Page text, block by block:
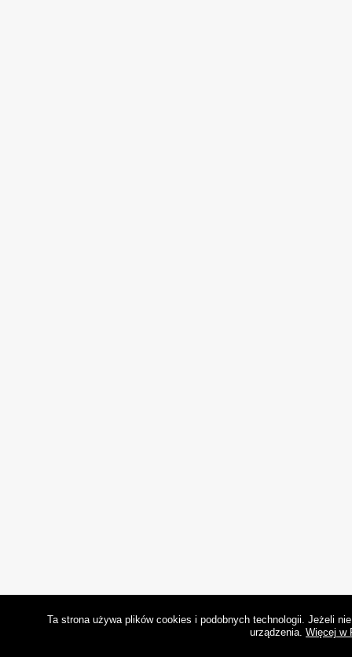
Ta strona używa plików cookies i podobnych technologii. Jeżeli
urządzenia. Więcej w